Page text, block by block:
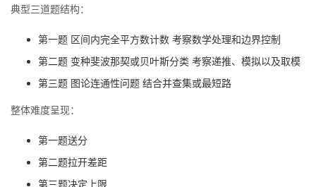
典型三道题结构：
第一题 区间内完全平方数计数 考察数学处理和边界控制
第二题 变种斐波那契或贝叶斯分类 考察递推、模拟以及取模
第三题 图论连通性问题 结合并查集或最短路
整体难度呈现：
第一题送分
第二题拉开差距
第三题决定上限